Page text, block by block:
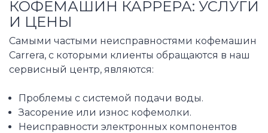
КОФЕМАШИН КАРРЕРА: УСЛУГИ
И ЦЕНЫ
Самыми частыми неисправностями кофемашин
Carrera, с которыми клиенты обращаются в наш
сервисный центр, являются:
Проблемы с системой подачи воды.
Засорение или износ кофемолки.
Неисправности электронных компонентов